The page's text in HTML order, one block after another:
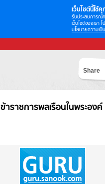
เว็บไซต์นี้ใช้คุ
รับประสบการณ์
เว็บไซต์ของเรา
นโยบายความเป็
Share
ข้าราชการพลเรือนในพระองค์